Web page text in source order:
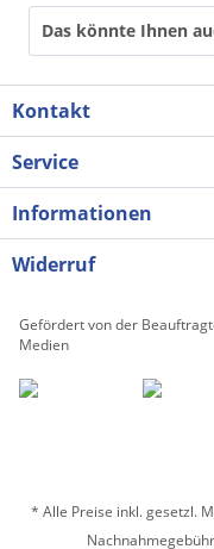
Das könnte Ihnen
Kontakt
Service
Informationen
Widerruf
Gefördert von der
Medien
* Alle Preise inkl. gesetzl.